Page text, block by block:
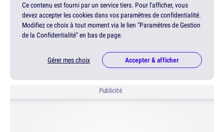
Ce contenu est fourni par un service tiers. Pour l'afficher, vous
devez accepter les cookies dans vos paramètres de confidentialité.
Modifiez ce choix à tout moment via le lien "Paramètres de Gestion
de la Confidentialité" en bas de page.
Gérer mes choix Accepter & afficher
Publicité